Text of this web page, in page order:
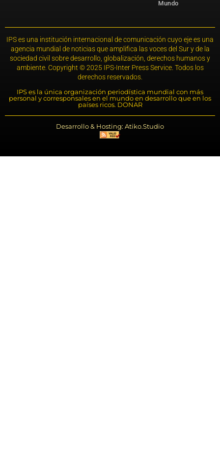
Mundo
IPS es una institución internacional de comunicación cuyo eje es una
agencia mundial de noticias que amplifica las voces del Sur y de la
sociedad civil sobre desarrollo, globalización, derechos humanos y
ambiente. Copyright © 2025 IPS-Inter Press Service. Todos los
derechos reservados.
IPS es la única organización periodística mundial con más
personal y corresponsales en el mundo en desarrollo que en los
países ricos. DONAR
Desarrollo & Hosting: Atiko.Studio